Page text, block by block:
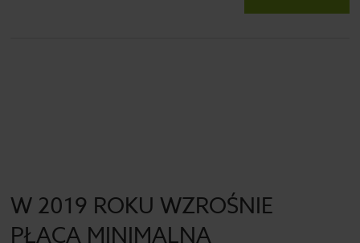
W 2019 ROKU WZROŚNIE
PŁACA MINIMALNA